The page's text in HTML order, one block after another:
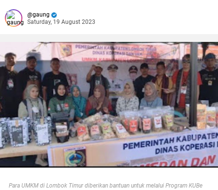
gaung
Saturday, 19 August 2023
Para UMKM di Lombok Timur diberikan bantuan untuk melalui Program KUBe